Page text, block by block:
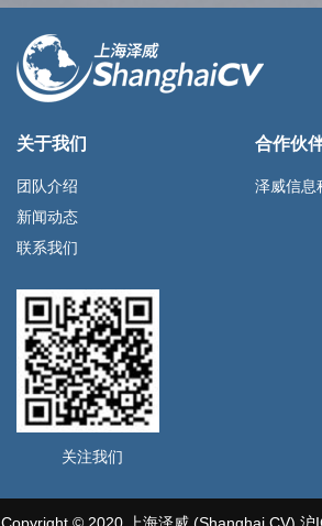
关于我们
团队介绍
新闻动态
联系我们
合作伙
泽威信息
关注我们